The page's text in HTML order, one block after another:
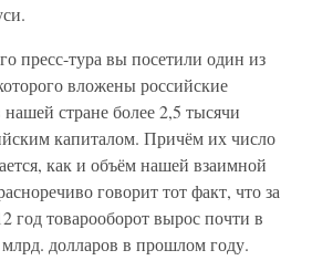
пресс-тура вы посетили один из
вложены российские
стране более 2,5 тысячи
капиталом. Причём их число
как и объём нашей взаимной
говорит тот факт, что за
год товарооборот вырос почти в
млрд. долларов в прошлом году.